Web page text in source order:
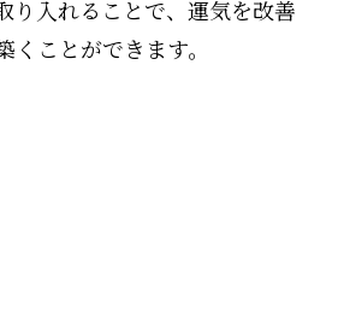
り入れることで、運気を改善
ことができます。